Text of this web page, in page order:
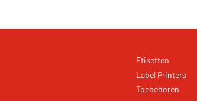
Etiketten
Label Printers
Toebehoren